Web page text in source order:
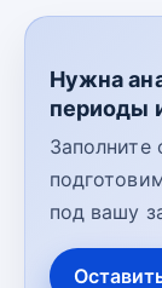
Нужна
периоды
под вашу